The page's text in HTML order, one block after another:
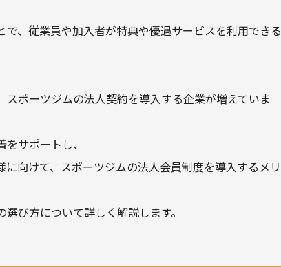
で、従業員や加入者が特典や優遇サービスを利用できる
ポーツジムの法人契約を導入する企業が増えていま
サポートし、
向けて、スポーツジムの法人会員制度を導入するメリ
び方について詳しく解説します。